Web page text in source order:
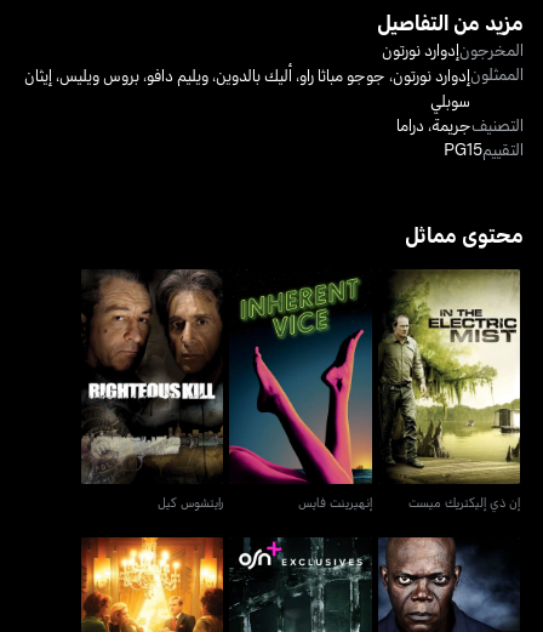
مزيد من التفاصيل
المخرجونإدوارد نورتون
الممثلونإدوارد نورتون، جوجو مباثا راو،أليك بالدوين،ويليم دافو،بروس ويليس، إيثان
سوبلي
التصنيفجريمة، دراما
التقييمPG15
محتوى مماثل
إن ذي إليكتريك ميست
إن ذي إليكتريك ميست
إنهيرينت فايس
إنهيرينت فايس
رايتشوس كيل
رايتشوس كيل